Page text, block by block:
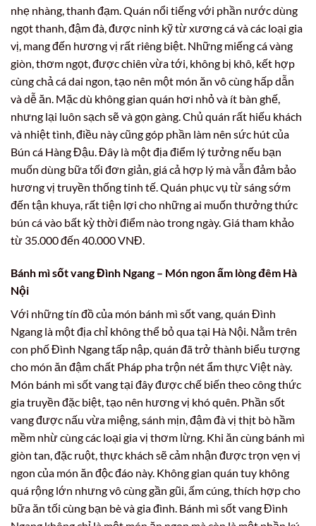
nhẹ nhàng, thanh đạm. Quán nổi tiếng với phần nước dùng
ngọt thanh, đậm đà, được ninh kỹ từ xương cá và các loại gia
vị, mang đến hương vị rất riêng biệt. Những miếng cá vàng
giòn, thơm ngọt, được chiên vừa tới, không bị khô, kết hợp
cùng chả cá dai ngon, tạo nên một món ăn vô cùng hấp dẫn
và dễ ăn. Mặc dù không gian quán hơi nhỏ và ít bàn ghế,
nhưng lại luôn sạch sẽ và gọn gàng. Chủ quán rất hiếu khách
và nhiệt tình, điều này cũng góp phần làm nên sức hút của
Bún cá Hàng Đậu. Đây là một địa điểm lý tưởng nếu bạn
muốn dùng bữa tối đơn giản, giá cả hợp lý mà vẫn đảm bảo
hương vị truyền thống tinh tế. Quán phục vụ từ sáng sớm
đến tận khuya, rất tiện lợi cho những ai muốn thưởng thức
bún cá vào bất kỳ thời điểm nào trong ngày. Giá tham khảo
từ 35.000 đến 40.000 VNĐ.
Bánh mì sốt vang Đình Ngang – Món ngon ấm lòng đêm Hà
Nội
Với những tín đồ của món bánh mì sốt vang, quán Đình
Ngang là một địa chỉ không thể bỏ qua tại Hà Nội. Nằm trên
con phố Đình Ngang tấp nập, quán đã trở thành biểu tượng
cho món ăn đậm chất Pháp pha trộn nét ẩm thực Việt này.
Món bánh mì sốt vang tại đây được chế biến theo công thức
gia truyền đặc biệt, tạo nên hương vị khó quên. Phần sốt
vang được nấu vừa miệng, sánh mịn, đậm đà vị thịt bò hầm
mềm nhừ cùng các loại gia vị thơm lừng. Khi ăn cùng bánh mì
giòn tan, đặc ruột, thực khách sẽ cảm nhận được trọn vẹn vị
ngon của món ăn độc đáo này. Không gian quán tuy không
quá rộng lớn nhưng vô cùng gần gũi, ấm cúng, thích hợp cho
bữa ăn tối cùng bạn bè và gia đình. Bánh mì sốt vang Đình